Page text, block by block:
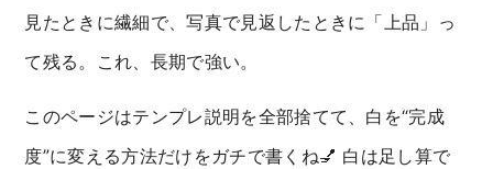
見たときに繊細で、写真で見返したときに「上品」っ
て残る。これ、長期で強い。
このページはテンプレ説明を全部捨てて、白を“完成
度”に変える方法だけをガチで書くね💅 白は足し算で